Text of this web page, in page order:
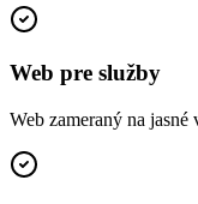
Web pre služby
Web zameraný na